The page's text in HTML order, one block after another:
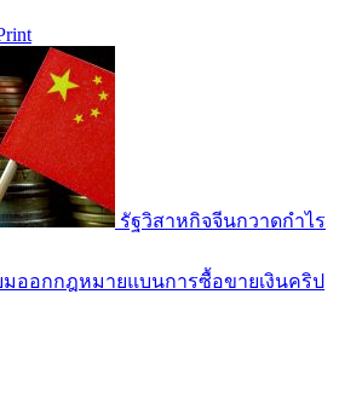
รัฐวิสาหกิจจีนกวาดกำไร
มออกกฎหมายแบนการซื้อขายเงินคริป